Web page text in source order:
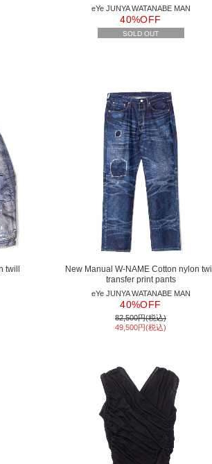
eYe JUNYA WATANABE MAN
40%OFF
SOLD OUT
twill
New Manual W-NAME Cotton nylon twill
transfer print pants
eYe JUNYA WATANABE MAN
40%OFF
82,500円(税込)
49,500円(税込)